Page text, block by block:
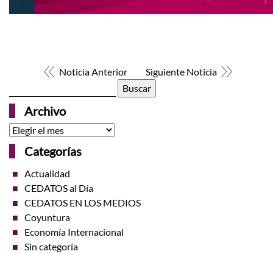
Noticia Anterior
Siguiente Noticia
Archivo
Archivo
Categorías
Actualidad
CEDATOS al Día
CEDATOS EN LOS MEDIOS
Coyuntura
Economía Internacional
Sin categoría